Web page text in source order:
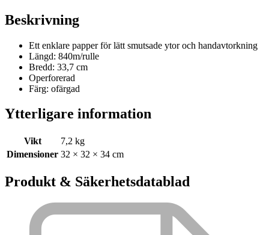
Beskrivning
Ett enklare papper för lätt smutsade ytor och handavtorkning
Längd: 840m/rulle
Bredd: 33,7 cm
Operforerad
Färg: ofärgad
Ytterligare information
Vikt
7,2 kg
Dimensioner 32 × 32 × 34 cm
Produkt & Säkerhetsdatablad